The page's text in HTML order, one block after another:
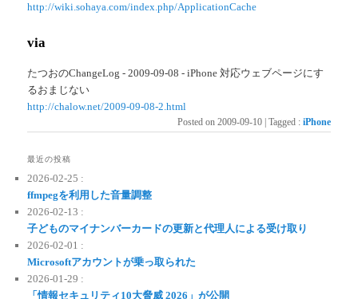
http://wiki.sohaya.com/index.php/ApplicationCache
via
たつおのChangeLog - 2009-09-08 - iPhone 対応ウェブページにす
るおまじない
http://chalow.net/2009-09-08-2.html
Posted on 2009-09-10 Tagged : iPhone
最近の投稿
2026-02-25 :
ffmpegを利用した音量調整
2026-02-13 :
子どものマイナンバーカードの更新と代理人による受け取り
2026-02-01 :
Microsoftアカウントが乗っ取られた
2026-01-29 :
「情報セキュリティ10大脅威 2026」が公開